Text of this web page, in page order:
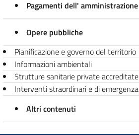
Pagamenti dell' amministrazione
Opere pubbliche
Pianificazione e governo del territorio
Informazioni ambientali
Strutture sanitarie private accreditate
Interventi straordinari e di emergenza
Altri contenuti